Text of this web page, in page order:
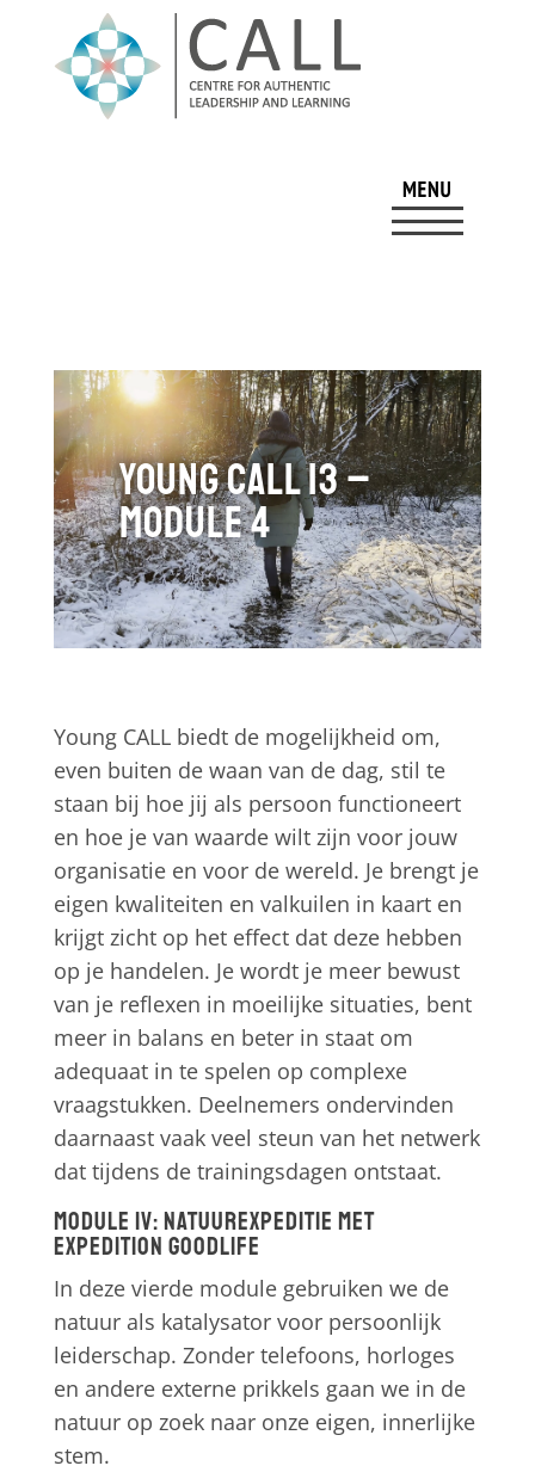
Young CALL 13 –
Module 4
Young CALL biedt de mogelijkheid om,
even buiten de waan van de dag, stil te
staan bij hoe jij als persoon functioneert
en hoe je van waarde wilt zijn voor jouw
organisatie en voor de wereld. Je brengt je
eigen kwaliteiten en valkuilen in kaart en
krijgt zicht op het effect dat deze hebben
op je handelen. Je wordt je meer bewust
van je reflexen in moeilijke situaties, bent
meer in balans en beter in staat om
adequaat in te spelen op complexe
vraagstukken. Deelnemers ondervinden
daarnaast vaak veel steun van het netwerk
dat tijdens de trainingsdagen ontstaat.
Module IV: Natuurexpeditie met
Expedition Goodlife
In deze vierde module gebruiken we de
natuur als katalysator voor persoonlijk
leiderschap. Zonder telefoons, horloges
en andere externe prikkels gaan we in de
natuur op zoek naar onze eigen, innerlijke
stem.